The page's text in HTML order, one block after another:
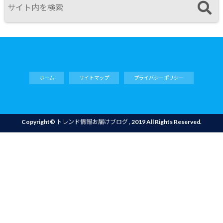
ホーム サイトマップ プライバシーポリシー
Copyright© トレンド情報お届けブログ, 2019 All Rights Reserved.